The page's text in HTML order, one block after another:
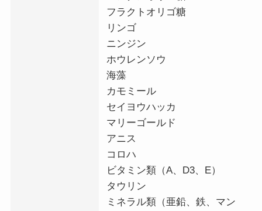
フラクトオリゴ糖
リンゴ
ニンジン
ホウレンソウ
海藻
カモミール
セイヨウハッカ
マリーゴールド
アニス
コロハ
ビタミン類（A、D3、E）
タウリン
ミネラル類（亜鉛、鉄、マン